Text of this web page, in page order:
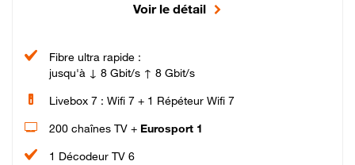
Voir le détail
Fibre ultra rapide :
jusqu'à ↓ 8 Gbit/s ↑ 8 Gbit/s
Livebox 7 : Wifi 7 + 1 Répéteur Wifi 7
200 chaînes TV + Eurosport 1
1 Décodeur TV 6